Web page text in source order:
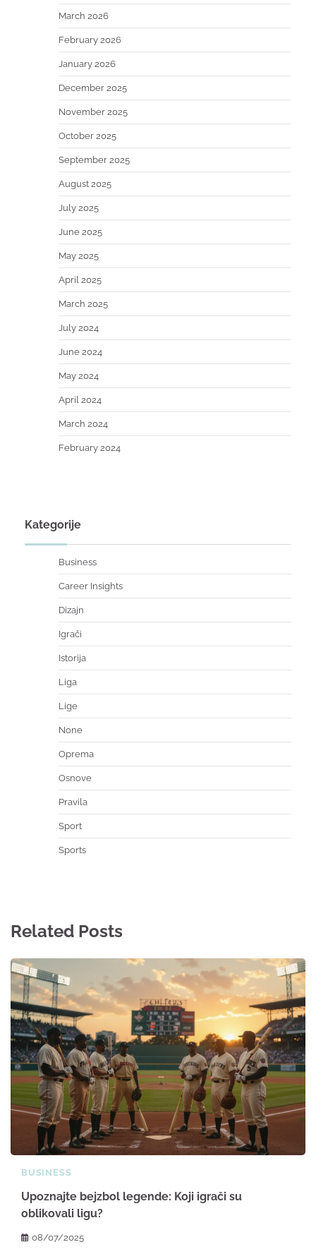
March 2026
February 2026
January 2026
December 2025
November 2025
October 2025
September 2025
August 2025
July 2025
June 2025
May 2025
April 2025
March 2025
July 2024
June 2024
May 2024
April 2024
March 2024
February 2024
Kategorije
Business
Career Insights
Dizajn
Igrači
Istorija
Liga
Lige
None
Oprema
Osnove
Pravila
Sport
Sports
Related Posts
BUSINESS
Upoznajte bejzbol legende: Koji igrači su
oblikovali ligu?
08/07/2025